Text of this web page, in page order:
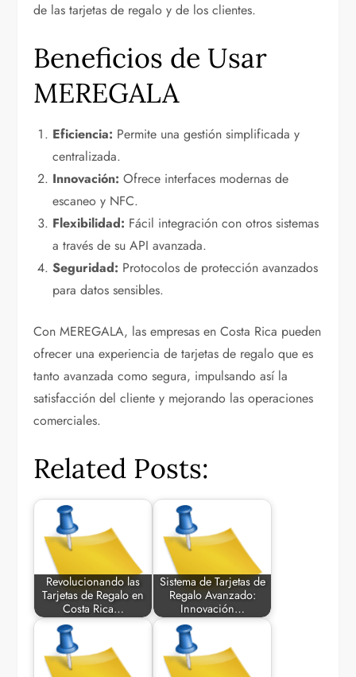
de las tarjetas de regalo y de los clientes.
Beneficios de Usar
MEREGALA
Eficiencia: Permite una gestión simplificada y
centralizada.
Innovación: Ofrece interfaces modernas de
escaneo y NFC.
Flexibilidad: Fácil integración con otros sistemas
a través de su API avanzada.
Seguridad: Protocolos de protección avanzados
para datos sensibles.
Con MEREGALA, las empresas en Costa Rica pueden
ofrecer una experiencia de tarjetas de regalo que es
tanto avanzada como segura, impulsando así la
satisfacción del cliente y mejorando las operaciones
comerciales.
Related Posts:
Revolucionando las
Tarjetas de Regalo en
Costa Rica…
Sistema de Tarjetas de
Regalo Avanzado:
Innovación…